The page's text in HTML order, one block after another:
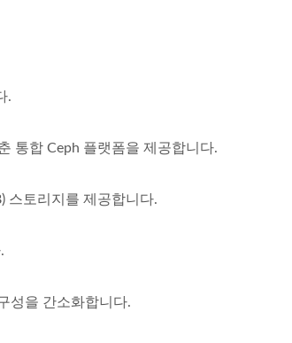
.
통합 Ceph 플랫폼을 제공합니다.
스토리지를 제공합니다.
성을 간소화합니다.